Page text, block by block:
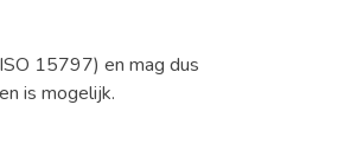
15797) en mag dus
is mogelijk.